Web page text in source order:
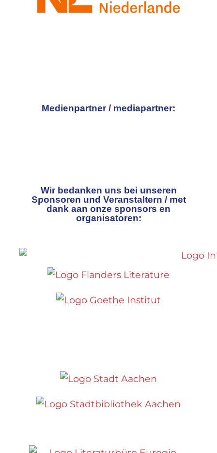
Medienpartner / mediapartner:
Wir bedanken uns bei unseren
Sponsoren und Veranstaltern / met
dank aan onze sponsors en
organisatoren: